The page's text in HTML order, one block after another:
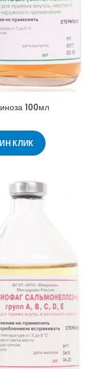
100мл
КЛИК